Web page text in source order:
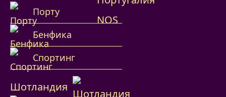
Порту
Бенфика
Спортинг
Шотландия